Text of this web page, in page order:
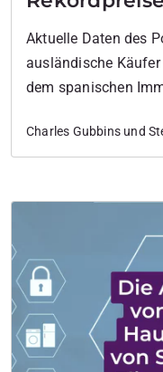
Aktuelle Daten des
ausländische
dem spanischen
Investitionen sind
werden auch zu
Charles Gubbins und